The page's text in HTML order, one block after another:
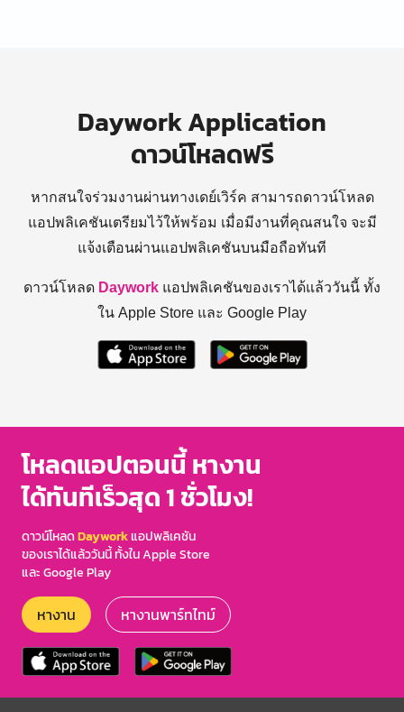
Daywork Application
ดาวน์โหลดฟรี
หากสนใจร่วมงานผ่านทางเดย์เวิร์ค สามารถดาวน์โหลด
แอปพลิเคชันเตรียมไว้ให้พร้อม เมื่อมีงานที่คุณสนใจ จะมี
แจ้งเตือนผ่านแอปพลิเคชันบนมือถือทันที
ดาวน์โหลด Daywork แอปพลิเคชันของเราได้แล้ววันนี้ ทั้ง
ใน Apple Store และ Google Play
โหลดแอปตอนนี้ หางาน
ได้ทันทีเร็วสุด 1 ชั่วโมง!
ดาวน์โหลดDayworkแอปพลิเคชัน
ของเราได้แล้ววันนี้ ทั้งใน Apple Store
และ Google Play
หางาน หางานพาร์ทไทม์